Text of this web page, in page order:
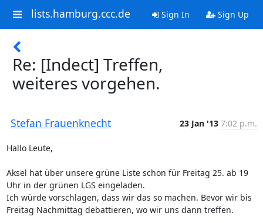
lists.hamburg.ccc.de Sign In Sign Up
Re: [Indect] Treffen,
weiteres vorgehen.
Stefan Frauenknecht 23 Jan '13 7:02 p.m.
Hallo Leute,
Aksel hat über unsere grüne Liste schon für Freitag 25. ab 19
Uhr in der grünen LGS eingeladen.
Ich würde vorschlagen, dass wir das so machen. Bevor wir bis
Freitag Nachmittag debattieren, wo wir uns dann treffen.